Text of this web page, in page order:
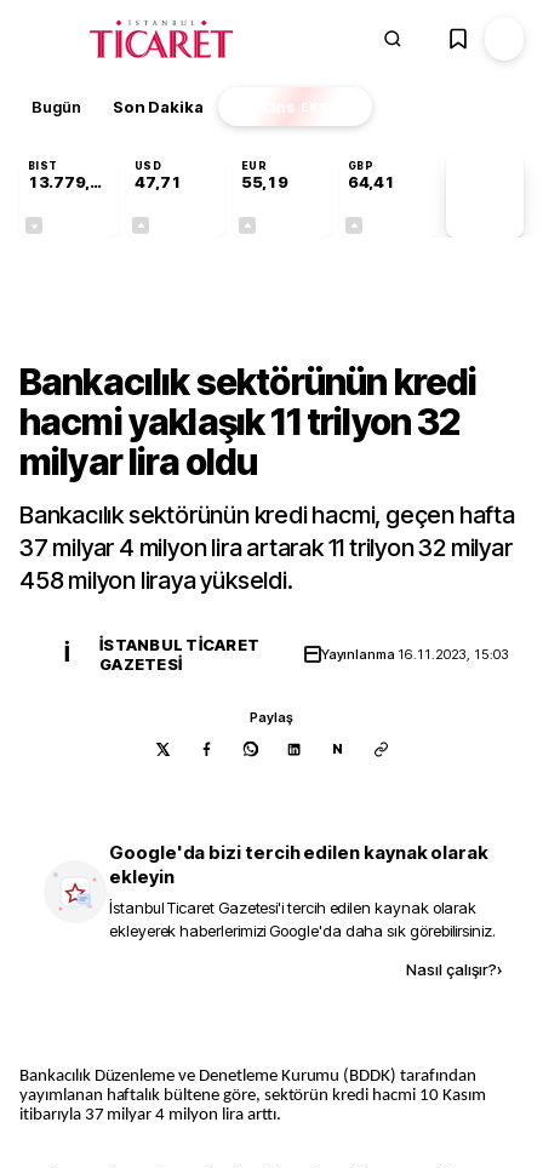
Bugün Son Dakika Finans EKSTRA
BIST
13.779,39
USD
47,71
EUR
55,19
GBP
64,41
Bankacılık sektörünün kredi
hacmi yaklaşık 11 trilyon 32
milyar lira oldu
Bankacılık sektörünün kredi hacmi, geçen hafta
37 milyar 4 milyon lira artarak 11 trilyon 32 milyar
458 milyon liraya yükseldi.
İ
İSTANBUL TICARET
GAZETESI
Yayınlanma 16.11.2023, 15:03
Paylaş
N
Google'da bizi tercih edilen kaynak olarak
ekleyin
İstanbul Ticaret Gazetesi'i tercih edilen kaynak olarak
ekleyerek haberlerimizi Google'da daha sık görebilirsiniz.
Nasıl çalışır?›
Bankacılık Düzenleme ve Denetleme Kurumu (BDDK) tarafından
yayımlanan haftalık bültene göre, sektörün kredi hacmi 10 Kasım
itibarıyla 37 milyar 4 milyon lira arttı.